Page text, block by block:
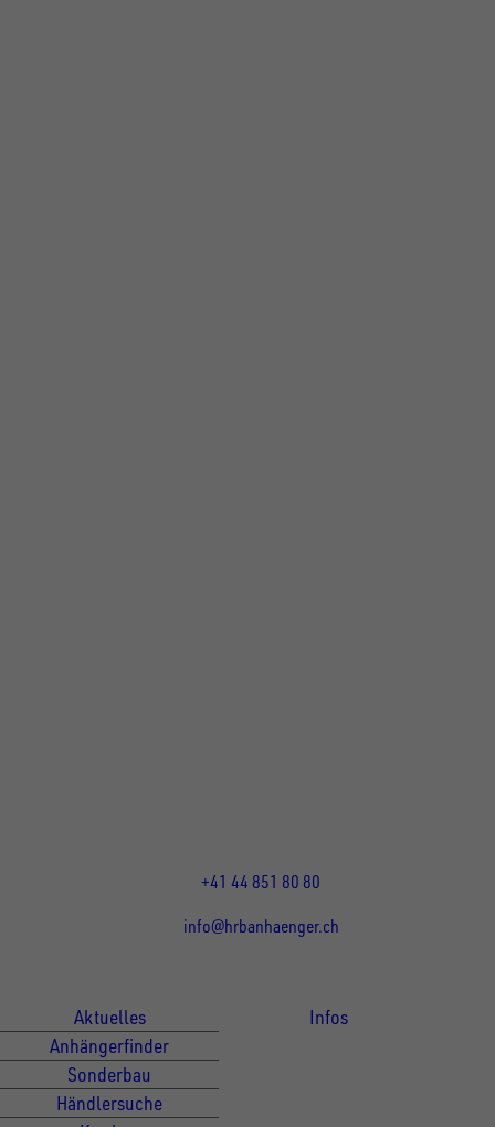
+41 44 851 80 80
info@hrbanhaenger.ch
Aktuelles
Anhängerfinder
Sonderbau
Händlersuche
Infos